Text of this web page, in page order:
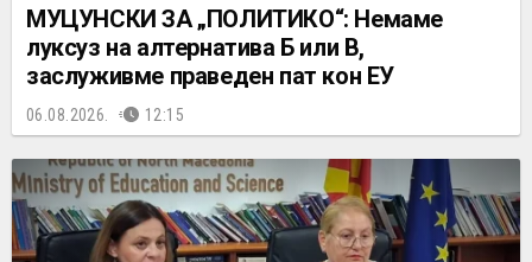
МУЦУНСКИ ЗА „ПОЛИТИКО“: Немаме
луксуз на алтернатива Б или В,
заслуживме праведен пат кон ЕУ
06.08.2026. 12:15